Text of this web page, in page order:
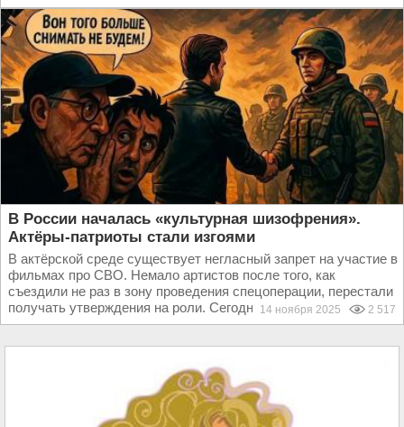
В России началась «культурная шизофрения».
Актёры-патриоты стали изгоями
В актёрской среде существует негласный запрет на участие в
фильмах про СВО. Немало артистов после того, как
съездили не раз в зону проведения спецоперации, перестали
получать утверждения на роли. Сегодня...14 ноября 2025 2 517